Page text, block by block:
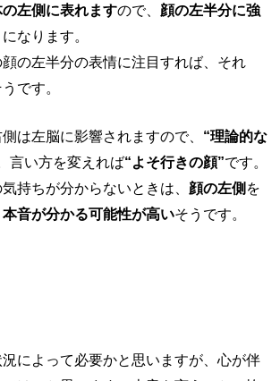
左側に表れますので、 顔の左半分に強
なります。
の左半分の表情に注目すれば、それ
です。
は左脳に影響されますので、 “理論的な
言い方を変えれば“よそ行きの顔”です。
持ちが分からないときは、 顔の左側を
本音が分かる可能性が高いそうです。
によって必要かと思いますが、心が伴